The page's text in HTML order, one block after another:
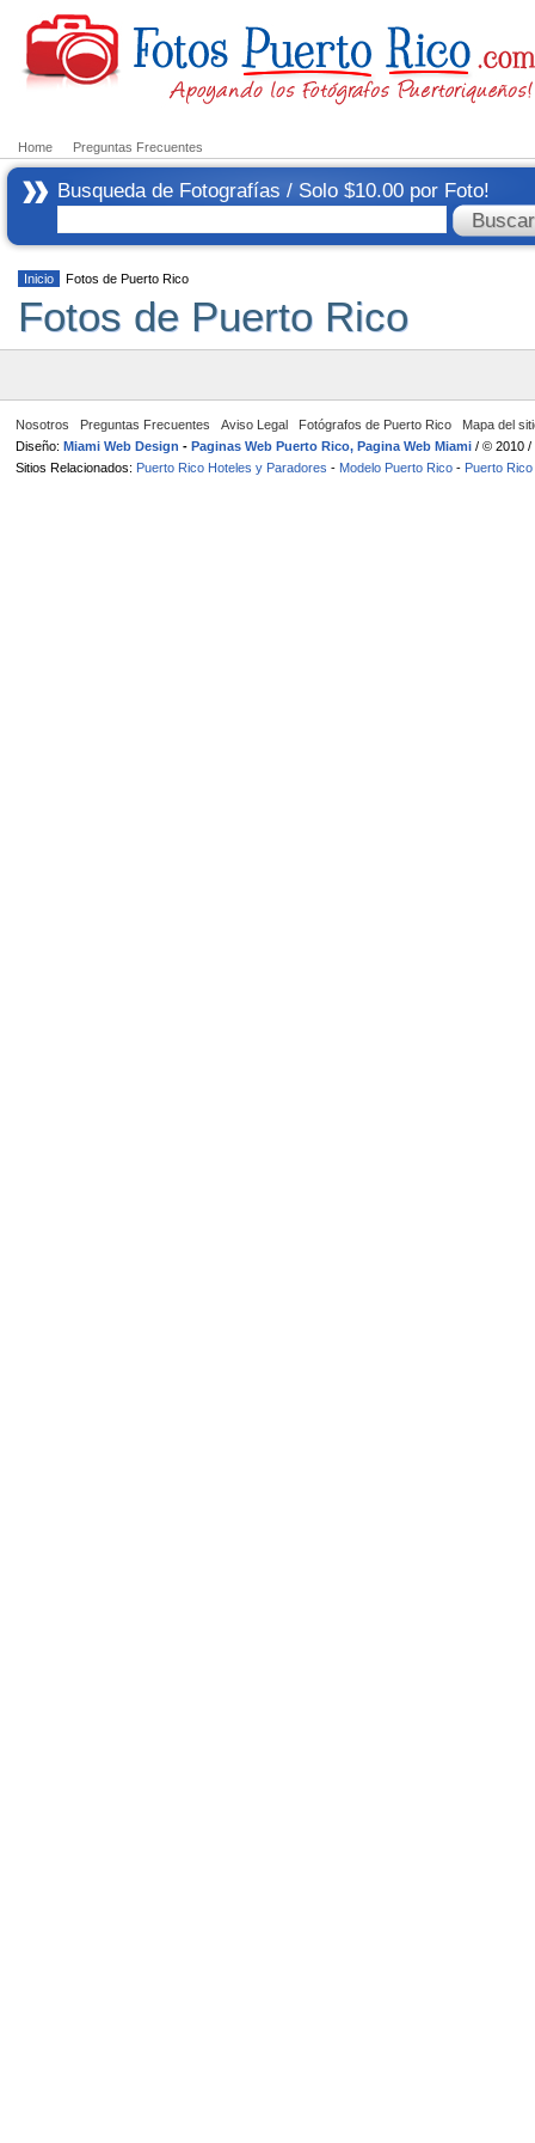
Home Preguntas Frecuentes
Busqueda de Fotografías / Solo $10.00 por Foto!
Inicio Fotos de Puerto Rico
Fotos de Puerto Rico
Nosotros Preguntas Frecuentes Aviso Legal Fotógrafos de Puerto Rico
Mapa del
Diseño: Miami Web Design - Paginas Web Puerto Rico, Pagina Web Miami / © 2010 /
Sitios Relacionados: Puerto Rico Hoteles y Paradores - Modelo Puerto Rico - Puerto